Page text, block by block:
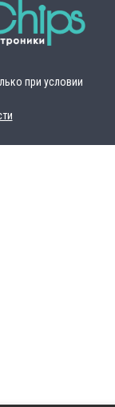
при условии